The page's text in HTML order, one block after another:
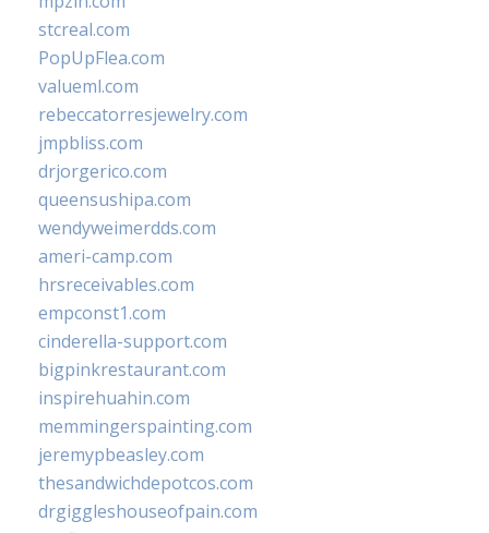
stcreal.com
PopUpFlea.com
valueml.com
rebeccatorresjewelry.com
jmpbliss.com
drjorgerico.com
queensushipa.com
wendyweimerdds.com
ameri-camp.com
hrsreceivables.com
empconst1.com
cinderella-support.com
bigpinkrestaurant.com
inspirehuahin.com
memmingerspainting.com
jeremypbeasley.com
thesandwichdepotcos.com
drgiggleshouseofpain.com